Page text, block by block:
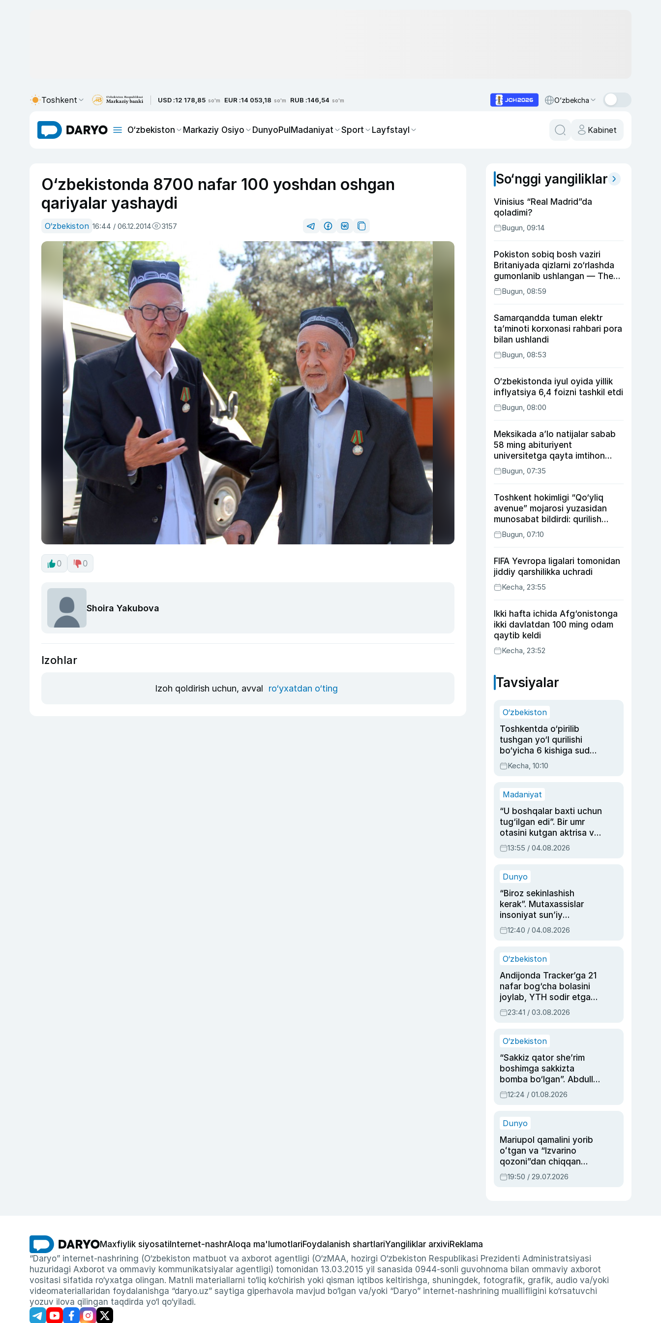
Toshkent USD :12 178,85 so'm EUR :14 053,18 so'm RUB :146,54 so'm O‘zbekcha
O‘zbekiston Markaziy Osiyo DunyoPulMadaniyat Sport Layfstayl Kabinet
O‘zbekistonda 8700 nafar 100 yoshdan oshgan
qariyalar yashaydi
O‘zbekiston 16:44 / 06.12.2014 3157
0 0
Shoira Yakubova
Izohlar
Izoh qoldirish uchun, avval ro‘yxatdan o‘ting
So‘nggi yangiliklar
Vinisius “Real Madrid”da
qoladimi?
Bugun, 09:14
Pokiston sobiq bosh vaziri
Britaniyada qizlarni zo‘rlashda
gumonlanib ushlangan — The
Guardian
Bugun, 08:59
Samarqandda tuman elektr
ta’minoti korxonasi rahbari pora
bilan ushlandi
Bugun, 08:53
O‘zbekistonda iyul oyida yillik
inflyatsiya 6,4 foizni tashkil etdi
Bugun, 08:00
Meksikada a’lo natijalar sabab
58 ming abituriyent
universitetga qayta imtihon
topshiradi
Bugun, 07:35
Toshkent hokimligi “Qo‘yliq
avenue” mojarosi yuzasidan
munosabat bildirdi: qurilish
ishlarining 53 foizi yakunlangan
Bugun, 07:10
FIFA Yevropa ligalari tomonidan
jiddiy qarshilikka uchradi
Kecha, 23:55
Ikki hafta ichida Afg‘onistonga
ikki davlatdan 100 ming odam
qaytib keldi
Kecha, 23:52
Tavsiyalar
O‘zbekiston
Toshkentda o‘pirilib
tushgan yo‘l qurilishi
bo‘yicha 6 kishiga sud
hukmi o‘qildi
Kecha, 10:10
Madaniyat
“U boshqalar baxti uchun
tug‘ilgan edi”. Bir umr
otasini kutgan aktrisa va
dublyaj ustasi Rimma
Ahmedovaning
13:55 / 04.08.2026
Dunyo
“Biroz sekinlashish
kerak”. Mutaxassislar
insoniyat sun’iy
intellektni boshqara
olmay qolishidan xavotir
12:40 / 04.08.2026
O‘zbekiston
Andijonda Tracker’ga 21
nafar bog‘cha bolasini
joylab, YTH sodir etgan
ayolga sud hukmi o‘qildi
23:41 / 03.08.2026
O‘zbekiston
“Sakkiz qator she’rim
boshimga sakkizta
bomba bo‘lgan”. Abdulla
Oripovni siyosiy
ayblovlardan asrab
12:24 / 01.08.2026
Dunyo
Mariupol qamalini yorib
oʻtgan va “Izvarino
qozoni”dan chiqqan
qahramon — Ukraina
armiyasi bosh
19:50 / 29.07.2026
Maxfiylik siyosati Internet-nashrAloqa ma'lumotlariFoydalanish shartlariYangiliklar arxiviReklama
“Daryo” internet-nashrining (O‘zbekiston matbuot va axborot agentligi (O‘zMAA, hozirgi O‘zbekiston Respublikasi Prezidenti Administratsiyasi
huzuridagi Axborot va ommaviy kommunikatsiyalar agentligi) tomonidan 13.03.2015 yil sanasida 0944-sonli guvohnoma bilan ommaviy axborot
vositasi sifatida ro‘yxatga olingan. Matnli materiallarni to‘liq ko‘chirish yoki qisman iqtibos keltirishga, shuningdek, fotografik, grafik, audio va/yoki
videomateriallaridan foydalanishga “daryo.uz” saytiga giperhavola mavjud bo‘lgan va/yoki “Daryo” internet-nashrining muallifligini ko‘rsatuvchi
yozuv ilova qilingan taqdirda yo‘l qo‘yiladi.